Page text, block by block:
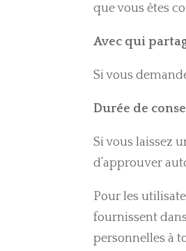
que vous êtes
Avec qui
Si vous
Durée de
Si vous laissez
d’approuver
Pour les
fournissent
personnelles à